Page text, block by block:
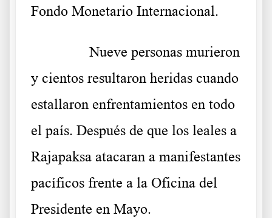
Fondo Monetario Internacional.
……….Nueve personas murieron
y cientos resultaron heridas cuando
estallaron enfrentamientos en todo
el país. Después de que los leales a
Rajapaksa atacaran a manifestantes
pacíficos frente a la Oficina del
Presidente en Mayo.